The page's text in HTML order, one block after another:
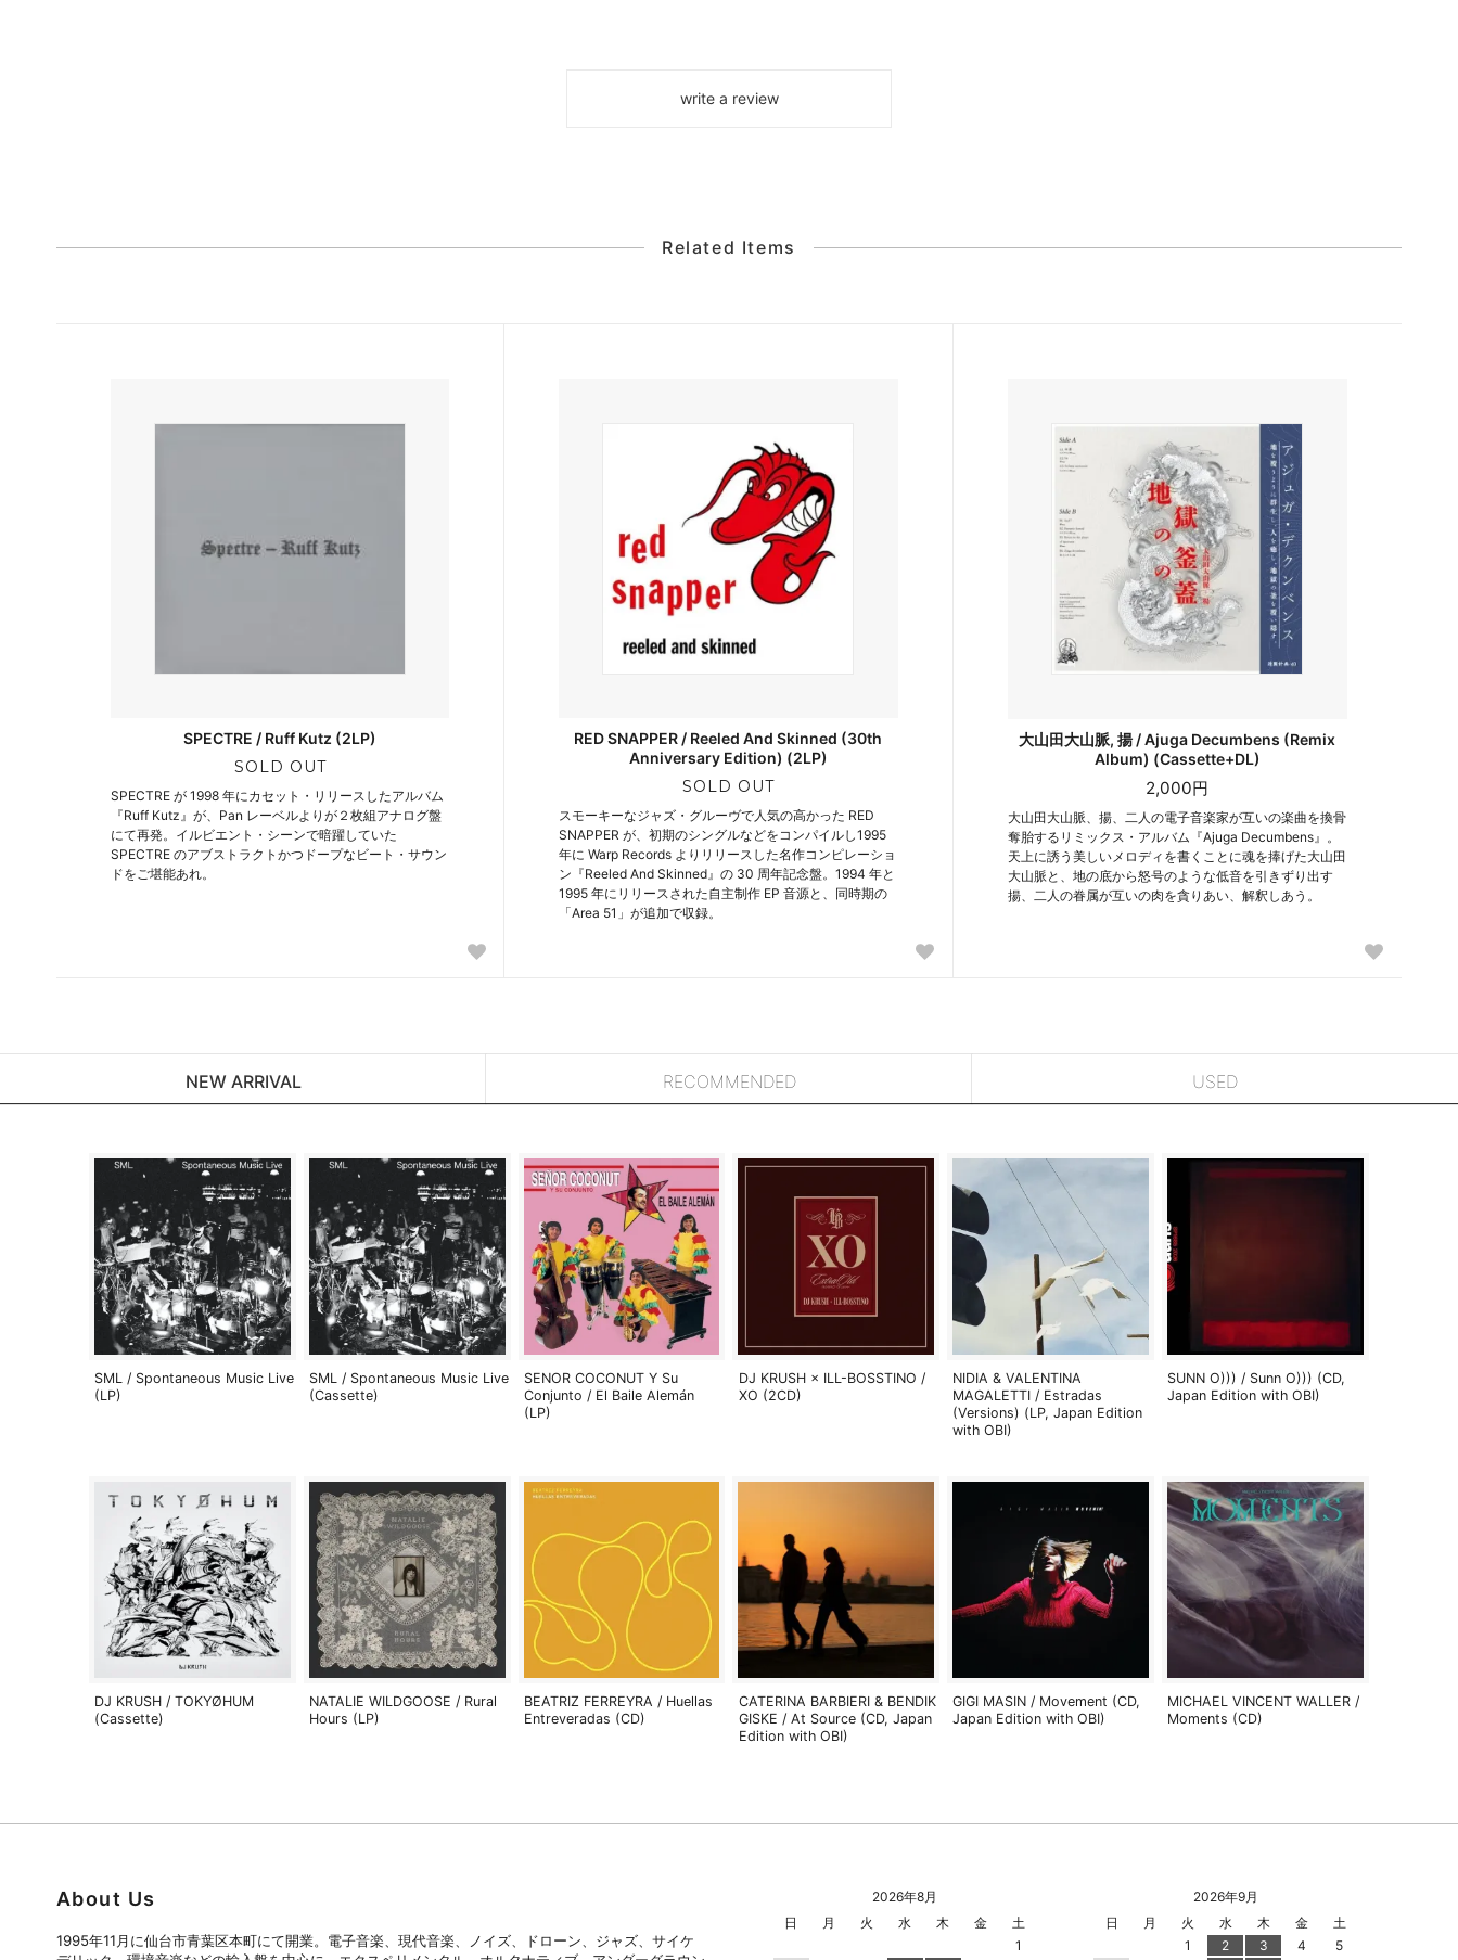
write a review
Related Items
SPECTRE / Ruff Kutz (2LP)
SOLD OUT
SPECTRE が 1998 年にカセット・リリースしたアルバム
『Ruff Kutz』が、Pan レーベルよりが２枚組アナログ盤
にて再発。イルビエント・シーンで暗躍していた
SPECTRE のアブストラクトかつドープなビート・サウン
ドをご堪能あれ。
RED SNAPPER / Reeled And Skinned (30th
Anniversary Edition) (2LP)
SOLD OUT
スモーキーなジャズ・グルーヴで人気の高かった RED
SNAPPER が、初期のシングルなどをコンパイルし1995
年に Warp Records よりリリースした名作コンピレーショ
ン『Reeled And Skinned』の 30 周年記念盤。1994 年と
1995 年にリリースされた自主制作 EP 音源と、同時期の
「Area 51」が追加で収録。
大山田大山脈, 揚 / Ajuga Decumbens (Remix
Album) (Cassette+DL)
2,000円
大山田大山脈、揚、二人の電子音楽家が互いの楽曲を換骨
奪胎するリミックス・アルバム『Ajuga Decumbens』。
天上に誘う美しいメロディを書くことに魂を捧げた大山田
大山脈と、地の底から怒号のような低音を引きずり出す
揚、二人の眷属が互いの肉を貪りあい、解釈しあう。
NEW ARRIVAL RECOMMENDED USED
SML / Spontaneous Music Live
(LP)
SML / Spontaneous Music Live
(Cassette)
SENOR COCONUT Y Su
Conjunto / El Baile Alemán
(LP)
DJ KRUSH × ILL-BOSSTINO /
XO (2CD)
NIDIA & VALENTINA
MAGALETTI / Estradas
(Versions) (LP, Japan Edition
with OBI)
SUNN O))) / Sunn O))) (CD,
Japan Edition with OBI)
DJ KRUSH / TOKYØHUM
(Cassette)
NATALIE WILDGOOSE / Rural
Hours (LP)
BEATRIZ FERREYRA / Huellas
Entreveradas (CD)
CATERINA BARBIERI & BENDIK
GISKE / At Source (CD, Japan
Edition with OBI)
GIGI MASIN / Movement (CD,
Japan Edition with OBI)
MICHAEL VINCENT WALLER /
Moments (CD)
About Us
1995年11月に仙台市青葉区本町にて開業。電子音楽、現代音楽、ノイズ、ドローン、ジャズ、サイケ
2026年8月
日
月 火 水 木 金
土
1
2026年9月
日
月 火 水 木 金
土
1
2 3 4 5